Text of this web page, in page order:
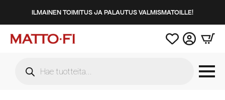
ILMAINEN TOIMITUS JA PALAUTUS VALMISMATOILLE!
search